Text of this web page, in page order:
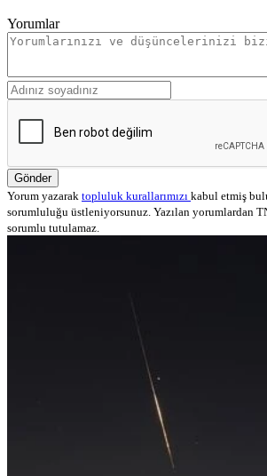
Yorumlar
Gönder
Yorum yazarak topluluk kurallarımızı kabul etmiş
sorumluluğu üstleniyorsunuz. Yazılan yorumlardan
sorumlu tutulamaz.